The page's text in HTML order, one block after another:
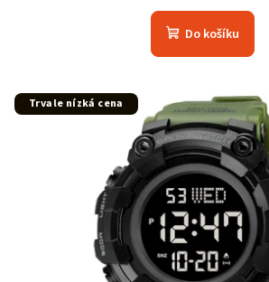
hodnocení
produktu
5
hvězdiček.
Do košíku
Trvale nízká cena